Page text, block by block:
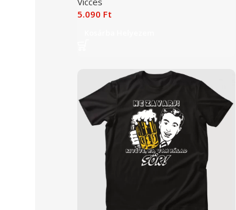
5.090 Ft